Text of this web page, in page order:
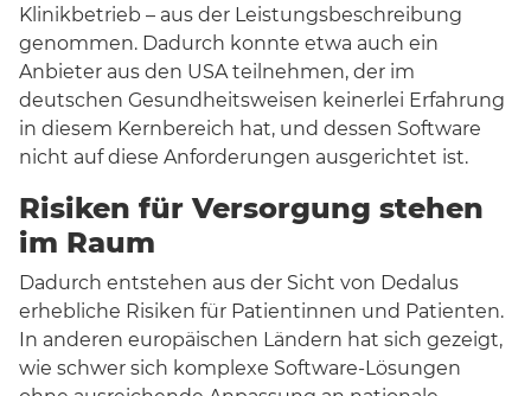
Klinikbetrieb – aus der Leistungsbeschreibung
genommen. Dadurch konnte etwa auch ein
Anbieter aus den USA teilnehmen, der im
deutschen Gesundheitsweisen keinerlei Erfahrung
in diesem Kernbereich hat, und dessen Software
nicht auf diese Anforderungen ausgerichtet ist.
Risiken für Versorgung stehen
im Raum
Dadurch entstehen aus der Sicht von Dedalus
erhebliche Risiken für Patientinnen und Patienten.
In anderen europäischen Ländern hat sich gezeigt,
wie schwer sich komplexe Software-Lösungen